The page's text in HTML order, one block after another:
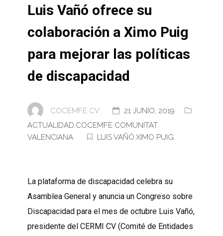
Luis Vañó ofrece su
colaboración a Ximo Puig
para mejorar las políticas
de discapacidad
COCEMFE CV .
21 JUNIO, 2019
ACTUALIDAD,COCEMFE COMUNITAT
VALENCIANA
LUIS VAÑÓ,XIMO PUIG
La plataforma de discapacidad celebra su
Asamblea General y anuncia un Congreso sobre
Discapacidad para el mes de octubre Luis Vañó,
presidente del CERMI CV (Comité de Entidades